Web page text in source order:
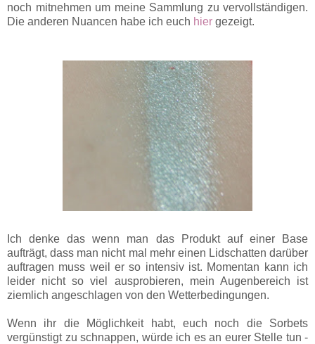
noch mitnehmen um meine Sammlung zu vervollständigen.
Die anderen Nuancen habe ich euch hier gezeigt.
Ich denke das wenn man das Produkt auf einer Base
aufträgt, dass man nicht mal mehr einen Lidschatten darüber
auftragen muss weil er so intensiv ist. Momentan kann ich
leider nicht so viel ausprobieren, mein Augenbereich ist
ziemlich angeschlagen von den Wetterbedingungen.
Wenn ihr die Möglichkeit habt, euch noch die Sorbets
vergünstigt zu schnappen, würde ich es an eurer Stelle tun -